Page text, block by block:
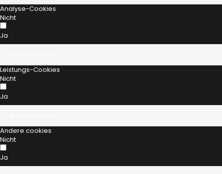
Analyse-Cookies
Nicht
Ja
Leistungs-Cookies
Nicht
Ja
Andere cookies
Nicht
Ja